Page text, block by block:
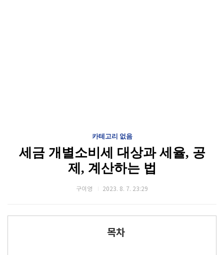
카테고리 없음
세금 개별소비세 대상과 세율, 공
제, 계산하는 법
구이영 2023. 8. 7. 23:29
목차